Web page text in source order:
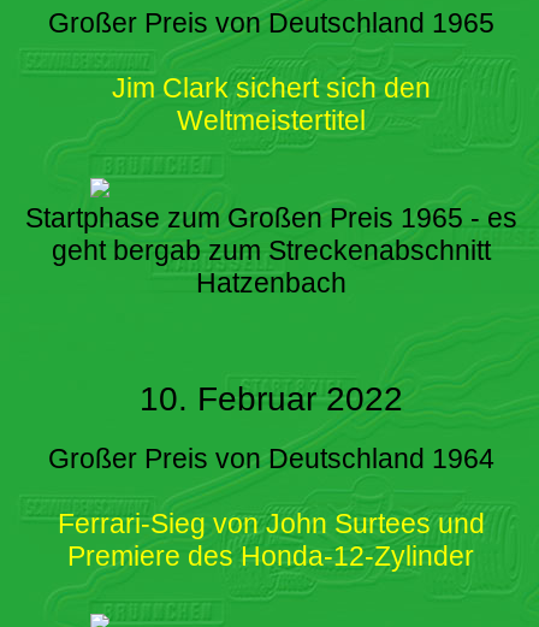
Großer Preis von Deutschland 1965
Jim Clark sichert sich den
Weltmeistertitel
Startphase zum Großen Preis 1965 - es
geht bergab zum Streckenabschnitt
Hatzenbach
10. Februar 2022
Großer Preis von Deutschland 1964
Ferrari-Sieg von John Surtees und
Premiere des Honda-12-Zylinder